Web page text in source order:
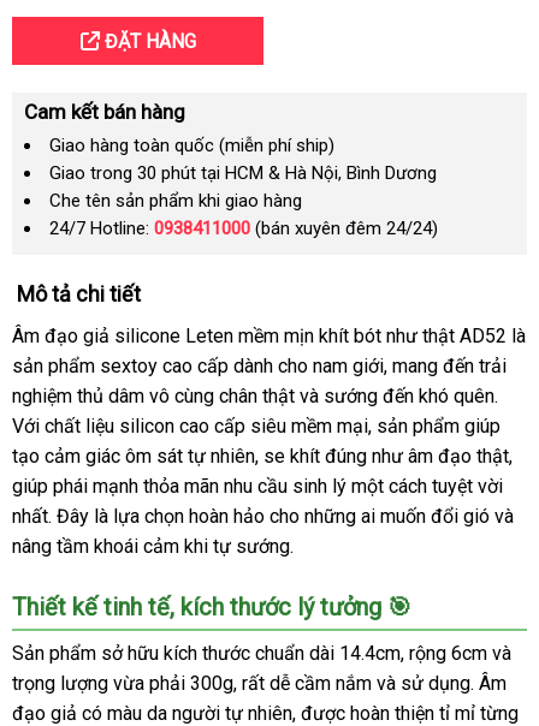
ĐẶT HÀNG
Cam kết bán hàng
Giao hàng toàn quốc (miễn phí ship)
Giao trong 30 phút tại HCM & Hà Nội, Bình Dương
Che tên sản phẩm khi giao hàng
24/7 Hotline: 0938411000 (bán xuyên đêm 24/24)
Mô tả chi tiết
Âm đạo giả silicone Leten mềm mịn khít bót như thật AD52 là
sản phẩm sextoy cao cấp dành cho nam giới, mang đến trải
nghiệm thủ dâm vô cùng chân thật và sướng đến khó quên.
Với chất liệu silicon cao cấp siêu mềm mại, sản phẩm giúp
tạo cảm giác ôm sát tự nhiên, se khít đúng như âm đạo thật,
giúp phái mạnh thỏa mãn nhu cầu sinh lý một cách tuyệt vời
nhất. Đây là lựa chọn hoàn hảo cho những ai muốn đổi gió và
nâng tầm khoái cảm khi tự sướng.
Thiết kế tinh tế, kích thước lý tưởng 🎯
Sản phẩm sở hữu kích thước chuẩn dài 14.4cm, rộng 6cm và
trọng lượng vừa phải 300g, rất dễ cầm nắm và sử dụng. Âm
đạo giả có màu da người tự nhiên, được hoàn thiện tỉ mỉ từng